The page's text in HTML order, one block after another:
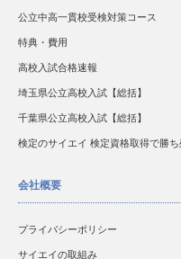
公立中高一貫校受検対策コース
特典・費用
高校入試合格速報
埼玉県公立高校入試【総括】
千葉県公立高校入試【総括】
検定のサイエイ 検定資格取得で勝ち
会社概要
プライバシーポリシー
サイエイの取組み